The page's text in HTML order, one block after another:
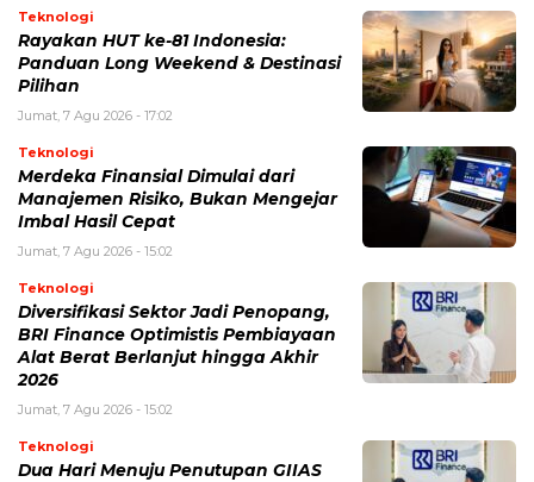
Teknologi
Rayakan HUT ke-81 Indonesia:
Panduan Long Weekend & Destinasi
Pilihan
Jumat, 7 Agu 2026 - 17:02
Teknologi
Merdeka Finansial Dimulai dari
Manajemen Risiko, Bukan Mengejar
Imbal Hasil Cepat
Jumat, 7 Agu 2026 - 15:02
Teknologi
Diversifikasi Sektor Jadi Penopang,
BRI Finance Optimistis Pembiayaan
Alat Berat Berlanjut hingga Akhir
2026
Jumat, 7 Agu 2026 - 15:02
Teknologi
Dua Hari Menuju Penutupan GIIAS